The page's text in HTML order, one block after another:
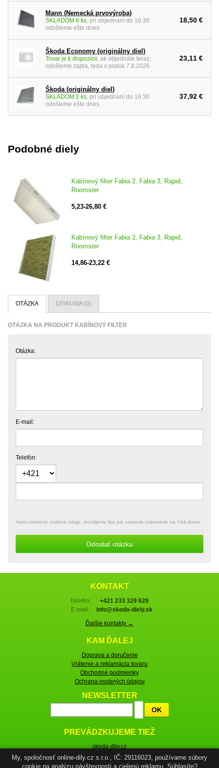
My, spoločnosť online-dily.cz s.r.o., IČ: 29116023, používame súbory
cookie na analýzu návštevnosti a cielenú reklamu. Súhlasíte?
Mann (Nemecká prvovýroba)
SKLADOM 6 ks , pri objednaní do 16:30
odošleme ešte dnes.
18,50 €
Škoda Economy (originálny diel)
Tovar je k dispozícii , ak objednáte teraz,
odošleme zajtra, teda v piatok 7.8.2026.
23,11 €
Škoda (originálny diel)
SKLADOM 2 ks , pri objednaní do 16:30
odošleme ešte dnes.
37,92 €
Podobné diely
Kabínový filter Fabia 2, Fabia 3, Rapid,
Roomster
5,23-26,80 €
Kabínový filter Fabia 2, Fabia 3, Rapid,
Roomster
14,86-23,22 €
OTÁZKA DISKUSIA (0)
OTÁZKA NA PRODUKT KABÍNOVÝ FILTER
Otázka:
E-mail:
Telefón:
Vami uvedené osobné údaje, použijeme iba pre zaslanie odpovede na Váš dotaz.
Odoslať otázku
KONTAKT
Telefón:
+421 233 329 629
E-mail:
info@skoda-diely.sk
Ďalšie kontakty →
KAM ĎALEJ
Doprava a doručenie
Vrátenie a reklamácia tovaru
Obchodné podmienky
Ochrana osobných údajov
NEWSLETTER
OK
PREVÁDZKUJEME TIEŽ
skoda-dily.cz
skoda-parts.com